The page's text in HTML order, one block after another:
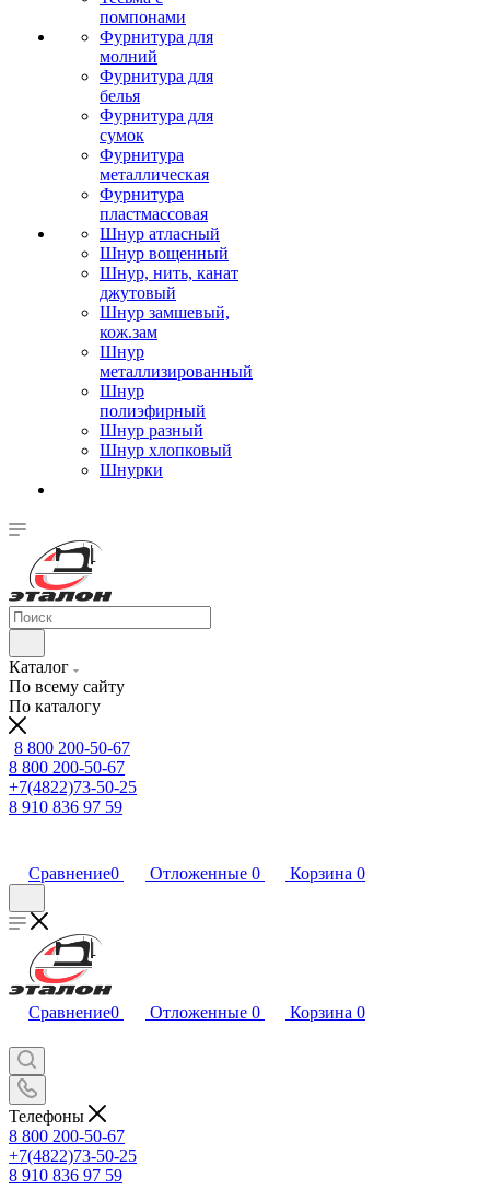
помпонами
Фурнитура для
молний
Фурнитура для
белья
Фурнитура для
сумок
Фурнитура
металлическая
Фурнитура
пластмассовая
Шнур атласный
Шнур вощенный
Шнур, нить, канат
джутовый
Шнур замшевый,
кож.зам
Шнур
металлизированный
Шнур
полиэфирный
Шнур разный
Шнур хлопковый
Шнурки
Каталог
По всему сайту
По каталогу
8 800 200-50-67
8 800 200-50-67
+7(4822)73-50-25
8 910 836 97 59
Сравнение0 Отложенные 0 Корзина 0
Сравнение0 Отложенные 0 Корзина 0
Телефоны
8 800 200-50-67
+7(4822)73-50-25
8 910 836 97 59